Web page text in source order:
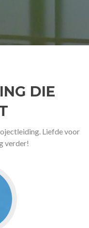
DIE
Liefde voor
verder!